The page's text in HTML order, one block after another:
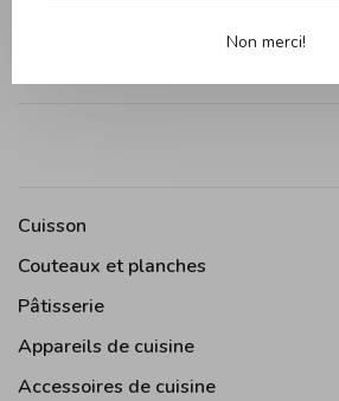
Cuisson
Couteaux et planches
Pâtisserie
Appareils de cuisine
Accessoires de cuisine
Non merci!